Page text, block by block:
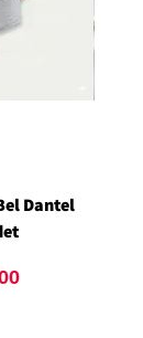
Dantel